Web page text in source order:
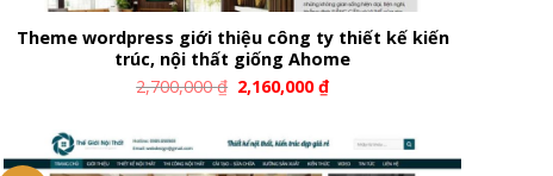
Theme wordpress giới thiệu công ty thiết kế kiến
trúc, nội thất giống Ahome
2,700,000₫ 2,160,000₫